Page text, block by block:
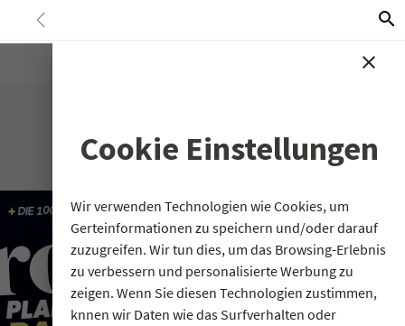
G-17BXBT4KC1 G-L2PLPYXCQK G-8M00NNLEDQ G-
712TJH8MS6
<
search
close
Cookie Einstellungen
Wir verwenden Technologien wie Cookies, um
Gerteinformationen zu speichern und/oder darauf
zuzugreifen. Wir tun dies, um das Browsing-Erlebnis
zu verbessern und personalisierte Werbung zu
zeigen. Wenn Sie diesen Technologien zustimmen,
knnen wir Daten wie das Surfverhalten oder